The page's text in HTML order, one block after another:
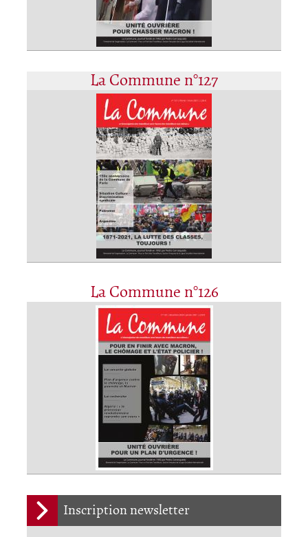
La Commune n°127
La Commune n°126
Inscription newsletter